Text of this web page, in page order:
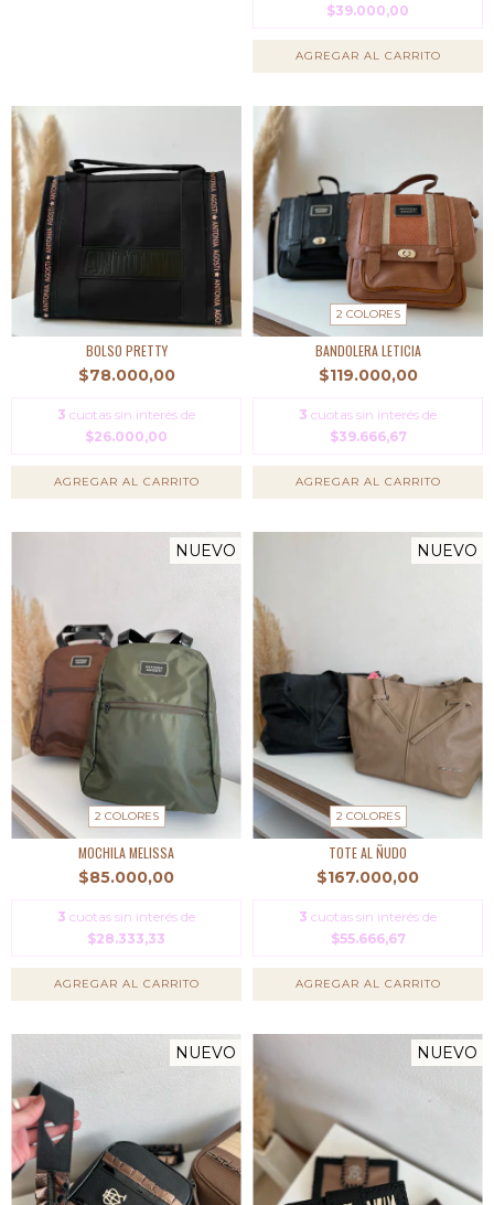
$39.000,00
AGREGAR AL CARRITO
BOLSO PRETTY
$78.000,00
3 cuotas sin interés de
$26.000,00
AGREGAR AL CARRITO
2 COLORES
BANDOLERA LETICIA
$119.000,00
3 cuotas sin interés de
$39.666,67
AGREGAR AL CARRITO
NUEVO
2 COLORES
MOCHILA MELISSA
$85.000,00
3 cuotas sin interés de
$28.333,33
AGREGAR AL CARRITO
NUEVO
2 COLORES
TOTE AL ÑUDO
$167.000,00
3 cuotas sin interés de
$55.666,67
AGREGAR AL CARRITO
NUEVO NUEVO